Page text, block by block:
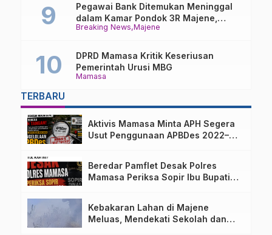
Breaking News Majene
Pegawai Bank Ditemukan Meninggal
dalam Kamar Pondok 3R Majene,
Polisi Lakukan Penyelidikan
Mamasa
DPRD Mamasa Kritik Keseriusan
Pemerintah Urusi MBG
TERBARU
Aktivis Mamasa Minta APH Segera
Usut Penggunaan APBDes 2022–
Beredar Pamflet Desak Polres
Mamasa Periksa Sopir Ibu Bupati
Kebakaran Lahan di Majene
Meluas, Mendekati Sekolah dan